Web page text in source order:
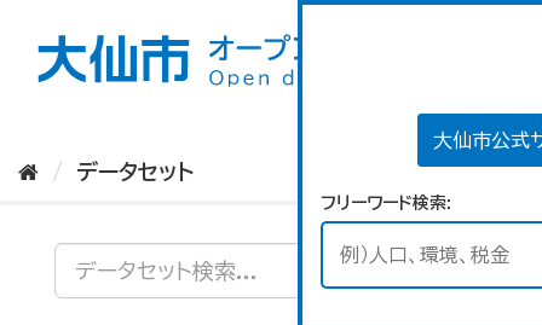
大仙市公式
フリーワード検索
データセット